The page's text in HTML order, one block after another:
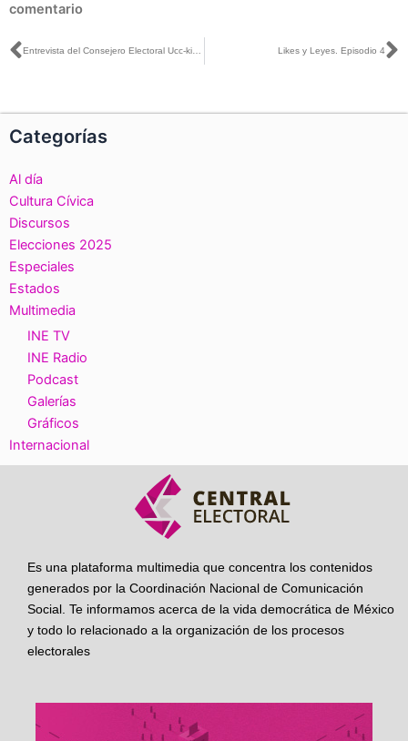
comentario
Ant Entrevista del Consejero Electoral Ucc-kib Espadas con Enrique Acevedo para Radio Fórmula Likes y Leyes. Episodio 4
Categorías
Al día
Cultura Cívica
Discursos
Elecciones 2025
Especiales
Estados
Multimedia
INE TV
INE Radio
Podcast
Galerías
Gráficos
Internacional
Es una plataforma multimedia que concentra los contenidos
generados por la Coordinación Nacional de Comunicación
Social. Te informamos acerca de la vida democrática de México
y todo lo relacionado a la organización de los procesos
electorales